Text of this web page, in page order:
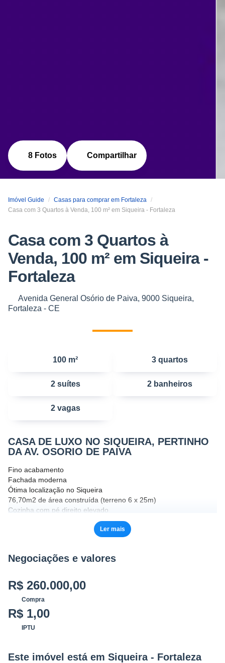
8 Fotos Compartilhar
Imóvel Guide
Casas para comprar em Fortaleza
Casa com 3 Quartos à Venda, 100 m² em Siqueira - Fortaleza
Casa com 3 Quartos à
Venda, 100 m² em Siqueira -
Fortaleza
Avenida General Osório de Paiva, 9000 Siqueira,
Fortaleza - CE
100 m² 3 quartos
2 suítes 2 banheiros
2 vagas
CASA DE LUXO NO SIQUEIRA, PERTINHO
DA AV. OSORIO DE PAIVA
Fino acabamento
Fachada moderna
Ótima localização no Siqueira
76,70m2 de área construída (terreno 6 x 25m)
Cozinha com pé direito elevado
Sala estar/jantar com pé direito elevado
3 quartos, 1 suíte + 1 reversível
FINANCIAMENTO COM A CAIXA OU QUALQUER INSTITUIÇÃO
R$ 260mil
Ler mais
Negociações e valores
R$ 260.000,00
Compra
R$ 1,00
IPTU
Este imóvel está em Siqueira - Fortaleza